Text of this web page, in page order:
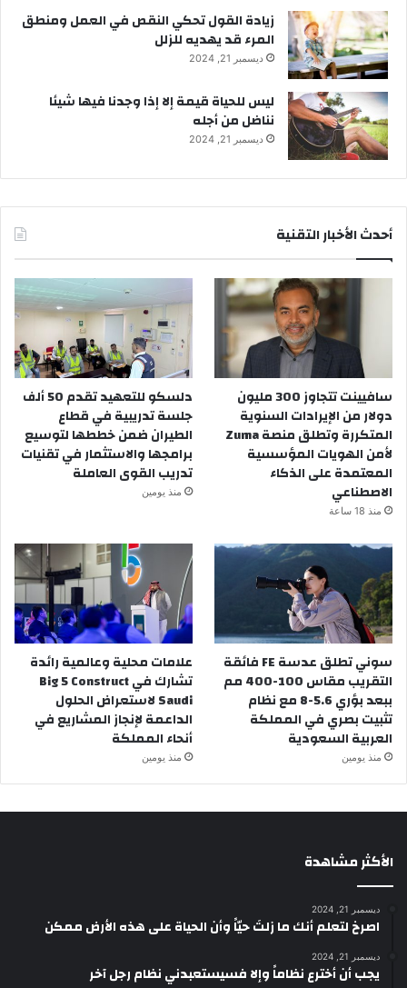
زيادة القول تحكي النقص في العمل ومنطق
المرء قد يهديه للزلل
ديسمبر 21, 2024
ليس للحياة قيمة إلا إذا وجدنا فيها شيئا
نناضل من أجله
ديسمبر 21, 2024
أحدث الأخبار التقنية
سافيينت تتجاوز 300 مليون
دولار من الإيرادات السنوية
المتكررة وتطلق منصة Zuma
لأمن الهويات المؤسسية
المعتمدة على الذكاء
الاصطناعي
منذ 18 ساعة
دلسكو للتعهيد تقدم 50 ألف
جلسة تدريبية في قطاع
الطيران ضمن خططها لتوسيع
برامجها والاستثمار في تقنيات
تدريب القوى العاملة
منذ يومين
سوني تطلق عدسة FE فائقة
التقريب مقاس 100-400 مم
ببعد بؤري 5.6-8 مع نظام
تثبيت بصري في المملكة
العربية السعودية
منذ يومين
علامات محلية وعالمية رائدة
تشارك في Big 5 Construct
Saudi لاستعراض الحلول
الداعمة لإنجاز المشاريع في
أنحاء المملكة
منذ يومين
الأكثر مشاهدة
ديسمبر 21, 2024
‫اصرخ لتعلم أنك ما زلتَ حيّاً وأن الحياة على هذه الأرض ممكن
ديسمبر 21, 2024
يجب أن أخترع نظاماً وإلا فسيستعبدني نظام رجل آخر